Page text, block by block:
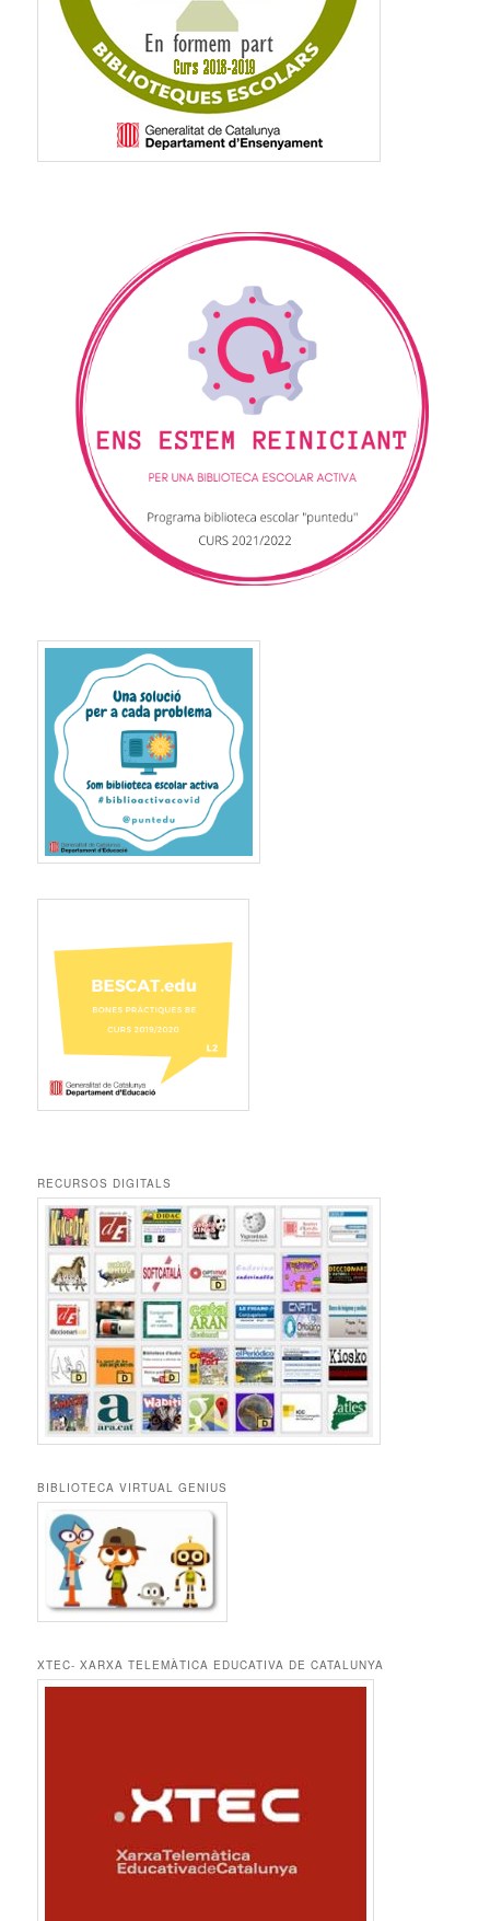
RECURSOS DIGITALS
BIBLIOTECA VIRTUAL GENIUS
XTEC- XARXA TELEMÀTICA EDUCATIVA DE CATALUNYA